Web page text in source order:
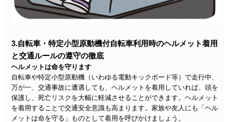
3.自転車・特定小型原動機付自転車利用時のヘルメット着用
と交通ルールの遵守の徹底
ヘルメットは命を守ります
自転車や特定小型原動機（いわゆる電動キックボード等）で走行中、
万が一、交通事故に遭遇しても、ヘルメットを着用していれば、頭を
保護し、死亡リスクを大幅に軽減させることができます。ヘルメット
を着用することで交通安全意識も高まります。家族や友人にも「ヘル
メットは命を守る」ものとして着用を呼びかけましょう。